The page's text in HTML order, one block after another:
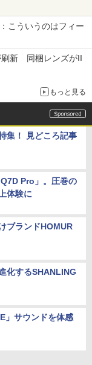
こういうのはフィー
刷新 同梱レンズがII
もっと見る
集！ 見どころ記事
Pro」。圧巻の
体験に
ブランドHOMUR
化するSHANLING
」サウンドを体感